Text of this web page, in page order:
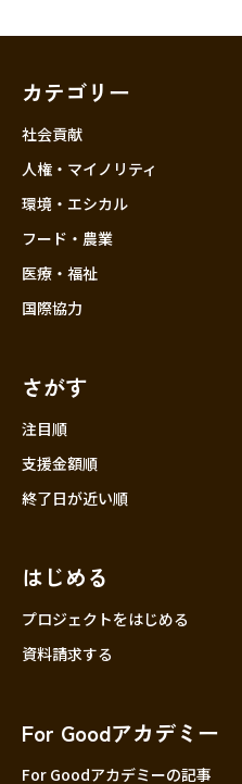
カテゴリー
社会貢献
人権・マイノリティ
環境・エシカル
フード・農業
医療・福祉
国際協力
さがす
注目順
支援金額順
終了日が近い順
はじめる
プロジェクトをはじめる
資料請求する
For Goodアカデミー
For Goodアカデミーの記事